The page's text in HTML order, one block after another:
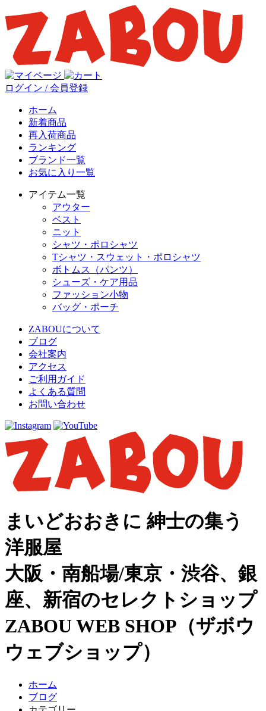
ログイン / 会員登録
ホーム
新着商品
再入荷商品
ランキング
ブランド一覧
お気に入り一覧
アイテム一覧
アウター
ベスト
ニット
シャツ・ポロシャツ
Tシャツ・スウェット・ポロシャツ
ボトムス（パンツ）
シューズ・ケア用品
ファッション小物
バッグ・ポーチ
ZABOUについて
ブログ
会社案内
アクセス
ご利用ガイド
よくある質問
お問い合わせ
まいどおおきに 紳士の集う
洋服屋
大阪・南船場/東京・渋谷、銀
座、新宿のセレクトショップ
ZABOU WEB SHOP（ザボウ
ウェブショップ）
ホーム
ブログ